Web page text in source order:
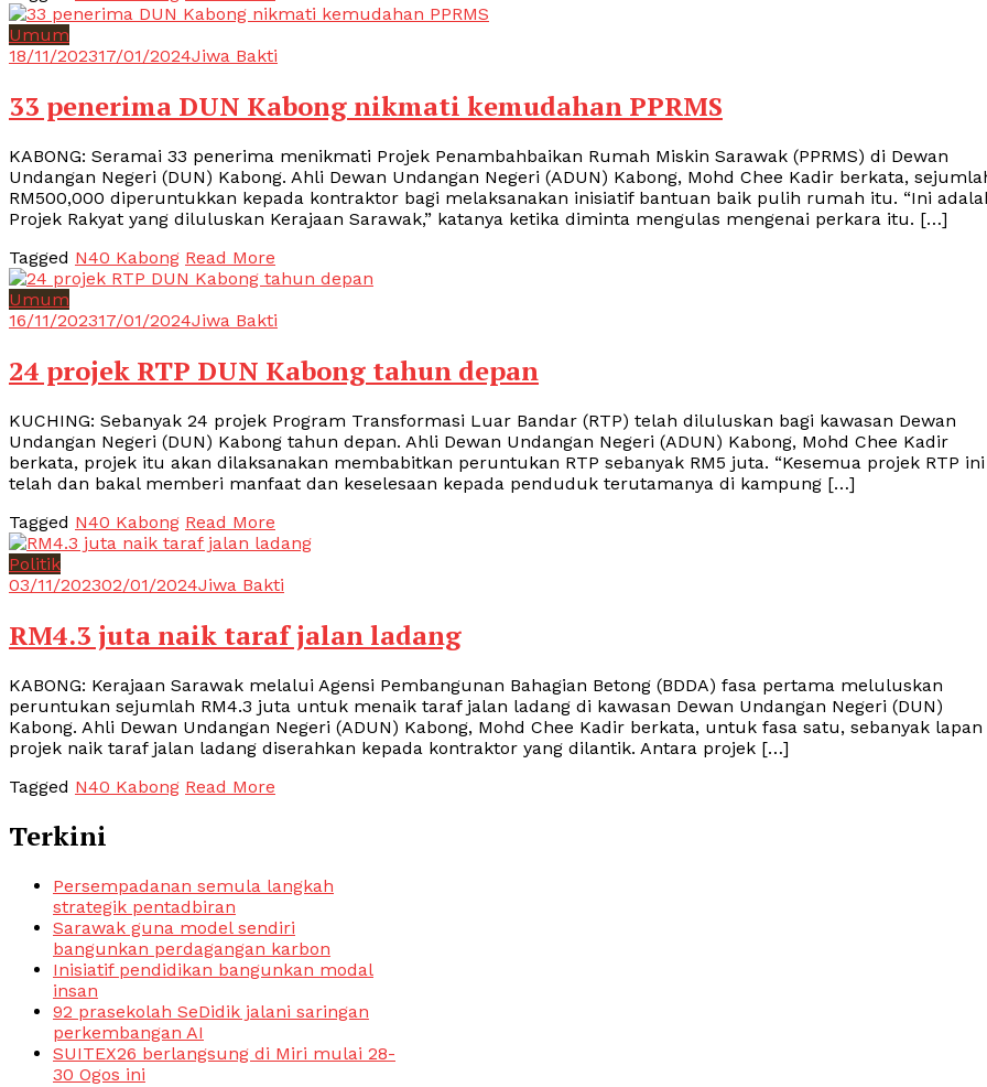
Umum
18/11/202317/01/2024Jiwa Bakti
33 penerima DUN Kabong nikmati kemudahan PPRMS
KABONG: Seramai 33 penerima menikmati Projek Penambahbaikan Rumah Miskin Sarawak (PPRMS) di Dewan
Undangan Negeri (DUN) Kabong. Ahli Dewan Undangan Negeri (ADUN) Kabong, Mohd Chee Kadir berkata,
RM500,000 diperuntukkan kepada kontraktor bagi melaksanakan inisiatif bantuan baik pulih rumah itu. “Ini
Projek Rakyat yang diluluskan Kerajaan Sarawak,” katanya ketika diminta mengulas mengenai perkara itu. […]
Tagged N40 Kabong Read More
Umum
16/11/202317/01/2024Jiwa Bakti
24 projek RTP DUN Kabong tahun depan
KUCHING: Sebanyak 24 projek Program Transformasi Luar Bandar (RTP) telah diluluskan bagi kawasan Dewan
Undangan Negeri (DUN) Kabong tahun depan. Ahli Dewan Undangan Negeri (ADUN) Kabong, Mohd Chee Kadir
berkata, projek itu akan dilaksanakan membabitkan peruntukan RTP sebanyak RM5 juta. “Kesemua projek RTP ini
telah dan bakal memberi manfaat dan keselesaan kepada penduduk terutamanya di kampung […]
Tagged N40 Kabong Read More
Politik
03/11/202302/01/2024Jiwa Bakti
RM4.3 juta naik taraf jalan ladang
KABONG: Kerajaan Sarawak melalui Agensi Pembangunan Bahagian Betong (BDDA) fasa pertama meluluskan
peruntukan sejumlah RM4.3 juta untuk menaik taraf jalan ladang di kawasan Dewan Undangan Negeri (DUN)
Kabong. Ahli Dewan Undangan Negeri (ADUN) Kabong, Mohd Chee Kadir berkata, untuk fasa satu, sebanyak lapan
projek naik taraf jalan ladang diserahkan kepada kontraktor yang dilantik. Antara projek […]
Tagged N40 Kabong Read More
Terkini
Persempadanan semula langkah
strategik pentadbiran
Sarawak guna model sendiri
bangunkan perdagangan karbon
Inisiatif pendidikan bangunkan modal
insan
92 prasekolah SeDidik jalani saringan
perkembangan AI
SUITEX26 berlangsung di Miri mulai 28-
30 Ogos ini